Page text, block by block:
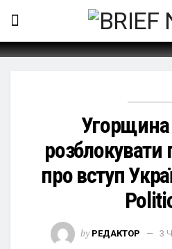
Угорщина
розблокувати
про вступ
by РЕДАКТОР 3